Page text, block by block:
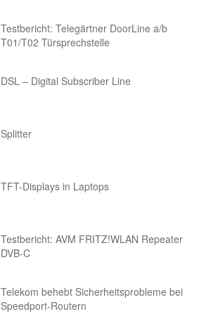
Testbericht: Telegärtner DoorLine a/b
T01/T02 Türsprechstelle
DSL – Digital Subscriber Line
Splitter
TFT-Displays in Laptops
Testbericht: AVM FRITZ!WLAN Repeater
DVB-C
Telekom behebt Sicherheitsprobleme bei
Speedport-Routern